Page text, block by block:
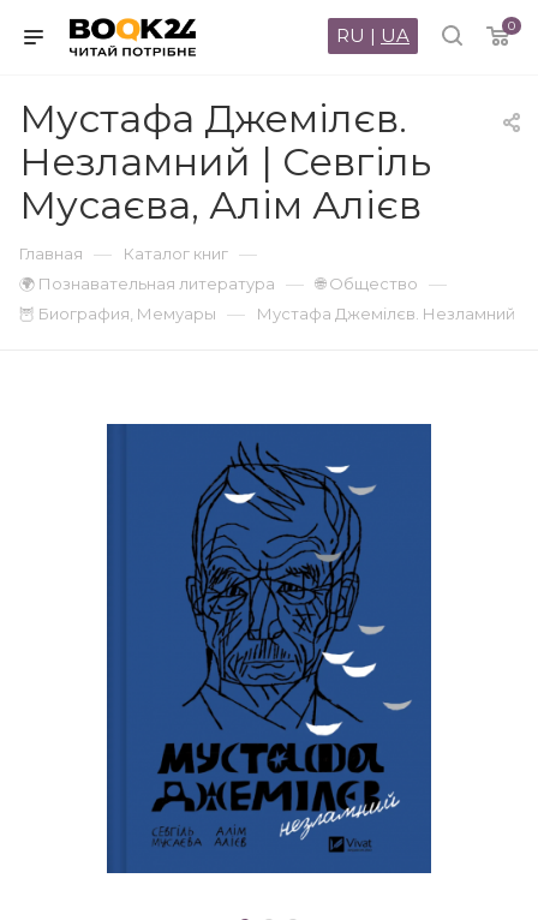
0
RU | UA
Мустафа Джемілєв.
Незламний | Севгіль
Мусаєва, Алім Алієв
Главная — Каталог книг —
🌍 Познавательная литература — 🌐 Общество —
🦉 Биография, Мемуары — Мустафа Джемілєв. Незламний